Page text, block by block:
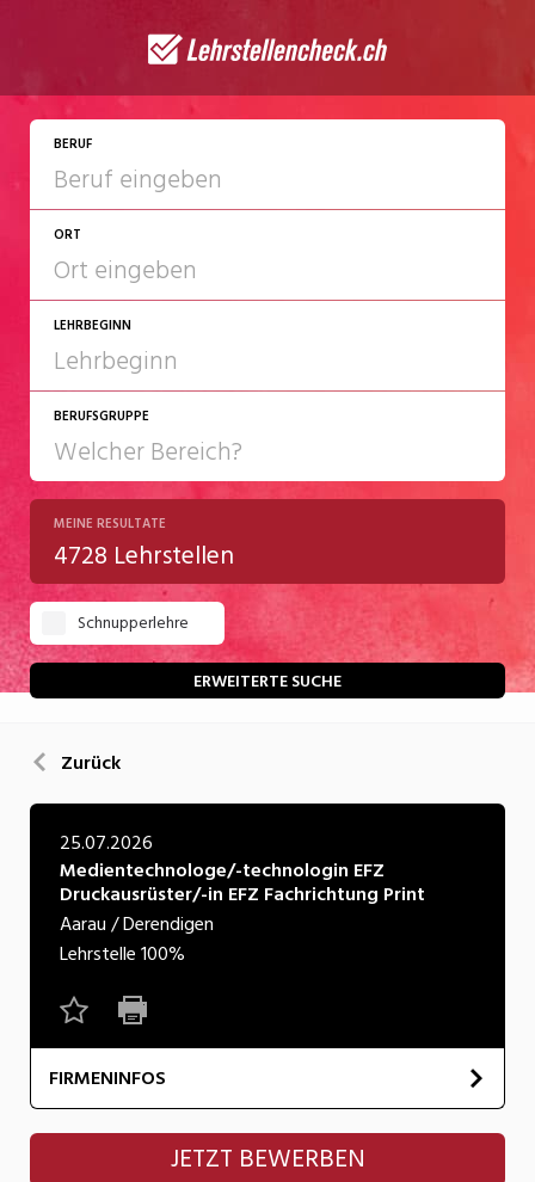
BERUF
ORT
LEHRBEGINN
2027
2028
BERUFSGRUPPE
Chemie/Pharma
Gastgewerbe
Gesundheit/Pflege/Soziales
Handwerk/Technik
Kultur
Natur
Verkehr/Logistik
Wirtschaft/Verwaltung
MEINE RESULTATE
4728 Lehrstellen
Schnupperlehre
ERWEITERTE SUCHE
Zurück
25.07.2026
Medientechnologe/-technologin EFZ
Druckausrüster/-in EFZ Fachrichtung Print
Aarau / Derendigen
Lehrstelle100%
FIRMENINFOS
Vogt-Schild Druck AG
JETZT BEWERBEN